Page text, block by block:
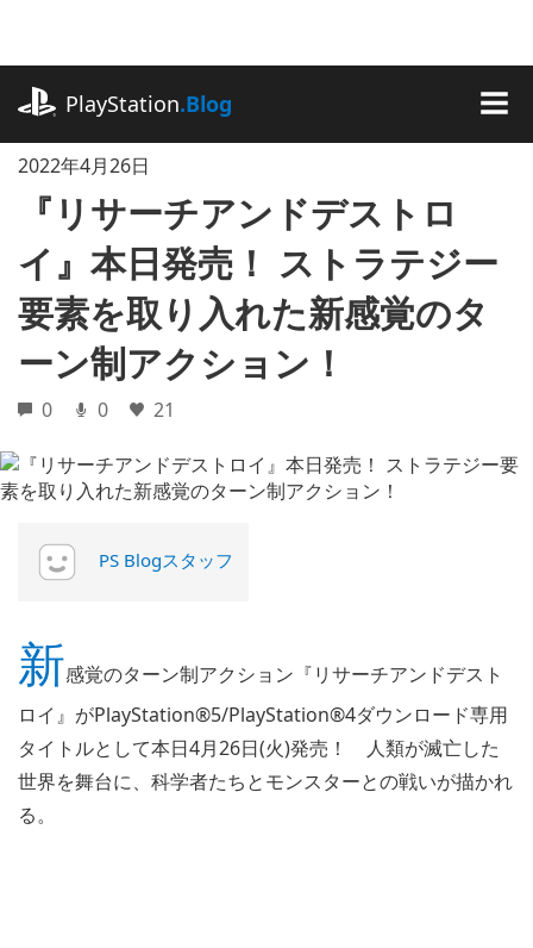
に
ッ
PlayStation.Blog
2022年4月26日
『リサーチアンドデストロ
イ』本日発売！ ストラテジー
要素を取り入れた新感覚のタ
ーン制アクション！
0 0 21
PS Blogスタッフ
新感覚のターン制アクション『リサーチアンドデスト
ロイ』がPlayStation®5/PlayStation®4ダウンロード専用
タイトルとして本日4月26日(火)発売！ 人類が滅亡した
世界を舞台に、科学者たちとモンスターとの戦いが描かれ
る。